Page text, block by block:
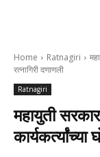
Home Ratnagiri
रत्नागिरी दणाणली
Ratnagiri
महायुती
कार्यकर्त्यांच्या